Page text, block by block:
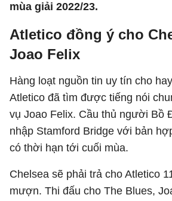
mùa giải 2022/23.
Atletico đồng ý cho
Joao Felix
Hàng loạt nguồn tin uy tín cho
Atletico đã tìm được tiếng nói
vụ Joao Felix. Cầu thủ người Bồ
nhập Stamford Bridge với bản
có thời hạn tới cuối mùa.
Chelsea sẽ phải trả cho Atletico
mượn. Thi đấu cho The Blues,